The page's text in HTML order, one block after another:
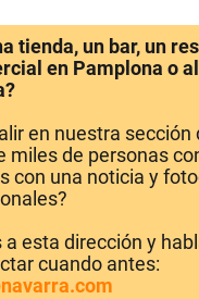
tienda, un bar, un
en Pamplona o
en nuestra sección
miles de personas
con una noticia y
a esta dirección y
cuando antes: